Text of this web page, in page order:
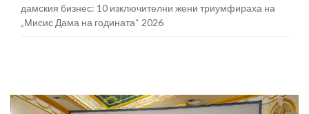
дамския бизнес: 10 изключителни жени триумфираха на
„Мисис Дама на годината“ 2026